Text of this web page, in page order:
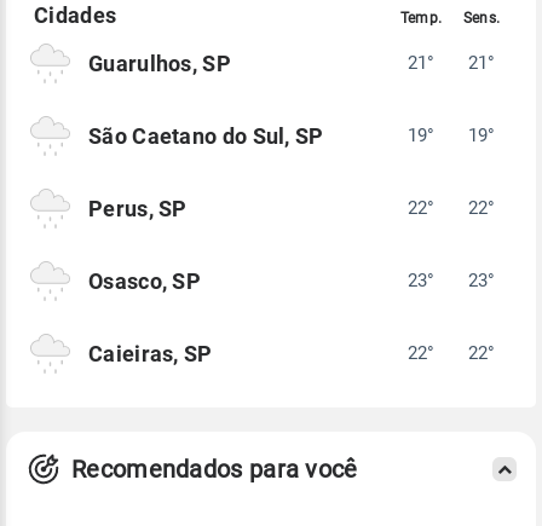
Guarulhos, SP 21° 21°
São Caetano do Sul, SP 19° 19°
Perus, SP 22° 22°
Osasco, SP 23° 23°
Caieiras, SP 22° 22°
Recomendados para você